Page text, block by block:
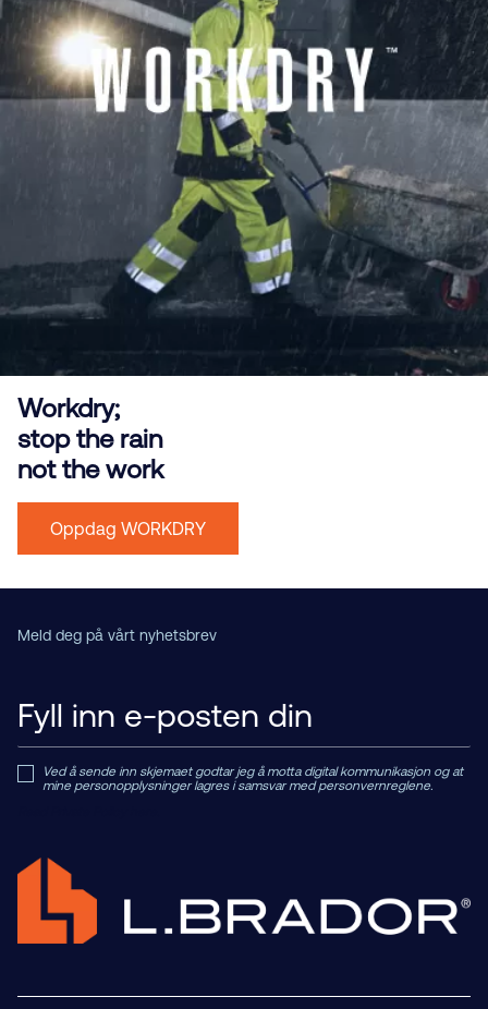
Workdry;
stop the rain
not the work
Oppdag WORKDRY
Meld deg på vårt nyhetsbrev
Ved å sende inn skjemaet godtar jeg å motta digital kommunikasjon og at
mine personopplysninger lagres i samsvar med personvernreglene.